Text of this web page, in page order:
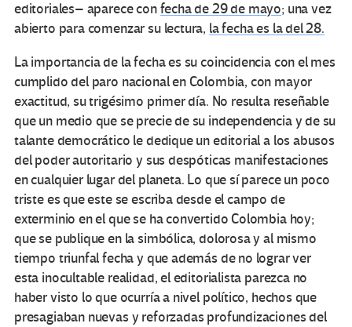
editoriales– aparece confecha de 29 de mayo; una vez
abierto para comenzar su lectura, la fecha es la del 28.
La importancia de la fecha es su coincidencia con el mes
cumplido del paro nacional en Colombia, con mayor
exactitud, su trigésimo primer día. No resulta reseñable
que un medio que se precie de su independencia y de su
talante democrático le dedique un editorial a los abusos
del poder autoritario y sus despóticas manifestaciones
en cualquier lugar del planeta. Lo que sí parece un poco
triste es que este se escriba desde el campo de
exterminio en el que se ha convertido Colombia hoy;
que se publique en la simbólica, dolorosa y al mismo
tiempo triunfal fecha y que además de no lograr ver
esta inocultable realidad, el editorialista parezca no
haber visto lo que ocurría a nivel político, hechos que
presagiaban nuevas y reforzadas profundizaciones del